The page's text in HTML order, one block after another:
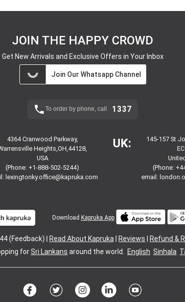
JOIN THE HAPPY CROWD
Get New Arrivals and Exclusive Offers in Your Inbox
Join Our Whatsapp Channel
To order by phone, call 1337
4364 Cranwood Parkway,
Heights,OH,44128,
USA
(Phone: +1-888-502-5244)
lexingtonky.office@kapruka.com
UK:
145-157 St
(Phone:
email:
Download Kapruka App
(Feedback) | Read About Kapruka Reviews Refund &
forSri Lankans around the world. English Sinhala